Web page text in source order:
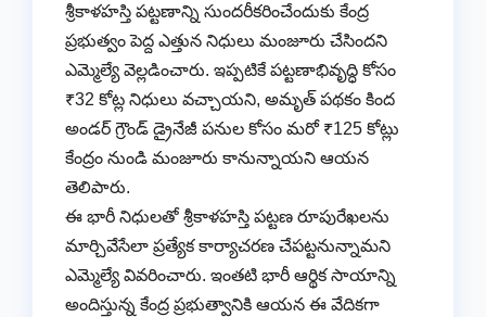
శ్రీకాళహస్తి పట్టణాన్ని సుందరీకరించేందుకు కేంద్ర
ప్రభుత్వం పెద్ద ఎత్తున నిధులు మంజూరు చేసిందని
ఎమ్మెల్యే వెల్లడించారు. ఇప్పటికే పట్టణాభివృద్ధి కోసం
₹32 కోట్ల నిధులు వచ్చాయని, అమృత్ పథకం కింద
అండర్ గ్రౌండ్ డ్రైనేజీ పనుల కోసం మరో ₹125 కోట్లు
కేంద్రం నుండి మంజూరు కానున్నాయని ఆయన
తెలిపారు.
​ఈ భారీ నిధులతో శ్రీకాళహస్తి పట్టణ రూపురేఖలను
మార్చివేసేలా ప్రత్యేక కార్యాచరణ చేపట్టనున్నామని
ఎమ్మెల్యే వివరించారు. ఇంతటి భారీ ఆర్థిక సాయాన్ని
అందిస్తున్న కేంద్ర ప్రభుత్వానికి ఆయన ఈ వేదికగా